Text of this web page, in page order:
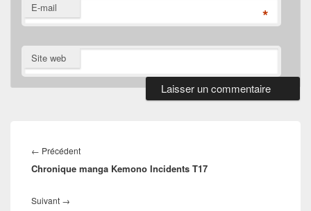
E-mail *
Site web
de
l’article
← PrécédentArticle
précédent :
Chronique manga Kemono Incidents T17
Suivant →